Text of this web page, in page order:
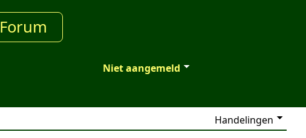
Forum
Niet aangemeld
Handelingen